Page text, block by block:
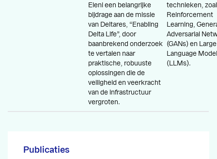
Eleni een belangrijke
bijdrage aan de missie
van Deltares, “Enabling
Delta Life”, door
baanbrekend onderzoek
te vertalen naar
praktische, robuuste
oplossingen die de
veiligheid en veerkracht
van de infrastructuur
vergroten.
technieken,
Reinforcement
Learning,
Adversarial
(GANs) en Large
Language
(LLMs).
Publicaties